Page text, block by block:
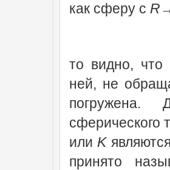
как сферу с R
то видно, что
ней, не
погружена.
сферического
или K
принято